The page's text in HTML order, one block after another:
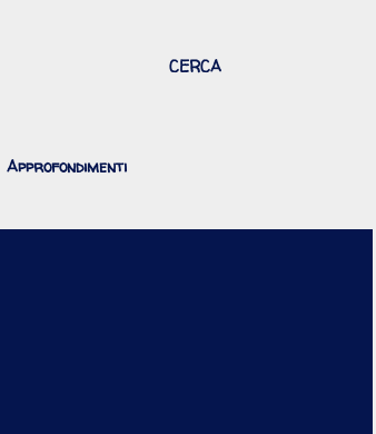
CERCA
Approfondimenti